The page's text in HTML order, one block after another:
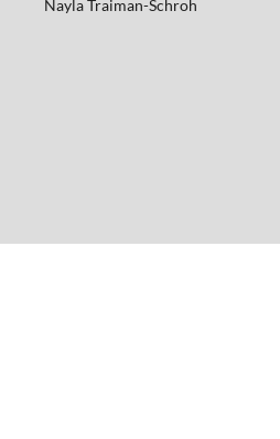
NaylaTraiman-Schroh